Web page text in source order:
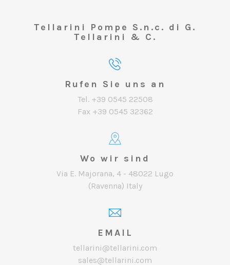
Tellarini Pompe S.n.c. di G.
Tellarini & C.
Rufen Sie uns an
Tel. +39 0545 22508
Fax +39 0545 32362
Wo wir sind
Via E. Majorana, 4 - 48022 Lugo
(Ravenna) Italy
EMAIL
tellarini@tellarini.com
sales@tellarini.com